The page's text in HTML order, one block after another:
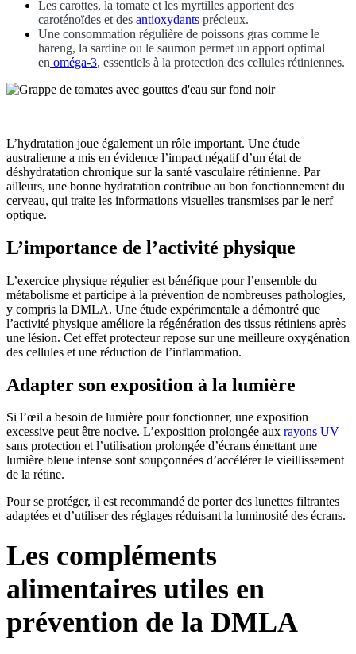
Les carottes, la tomate et les myrtilles apportent des
caroténoïdes et des antioxydants précieux.
Une consommation régulière de poissons gras comme le
hareng, la sardine ou le saumon permet un apport optimal
en oméga-3, essentiels à la protection des cellules rétiniennes.
L’hydratation joue également un rôle important. Une étude
australienne a mis en évidence l’impact négatif d’un état de
déshydratation chronique sur la santé vasculaire rétinienne. Par
ailleurs, une bonne hydratation contribue au bon fonctionnement du
cerveau, qui traite les informations visuelles transmises par le nerf
optique.
L’importance de l’activité physique
L’exercice physique régulier est bénéfique pour l’ensemble du
métabolisme et participe à la prévention de nombreuses pathologies,
y compris la DMLA. Une étude expérimentale a démontré que
l’activité physique améliore la régénération des tissus rétiniens après
une lésion. Cet effet protecteur repose sur une meilleure oxygénation
des cellules et une réduction de l’inflammation.
Adapter son exposition à la lumière
Si l’œil a besoin de lumière pour fonctionner, une exposition
excessive peut être nocive. L’exposition prolongée aux rayons UV
sans protection et l’utilisation prolongée d’écrans émettant une
lumière bleue intense sont soupçonnées d’accélérer le vieillissement
de la rétine.
Pour se protéger, il est recommandé de porter des lunettes filtrantes
adaptées et d’utiliser des réglages réduisant la luminosité des écrans.
Les compléments
alimentaires utiles en
prévention de la DMLA